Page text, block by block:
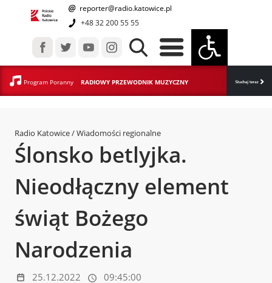
reporter@radio.katowice.pl
+48 32 200 55 55
Program Poranny RADIOWY PRZEWODNIK MUZYCZNY
Radio Katowice/ Wiadomości regionalne
Ślonsko betlyjka.
Nieodłączny element
świąt Bożego
Narodzenia
25.12.2022 09:45:00